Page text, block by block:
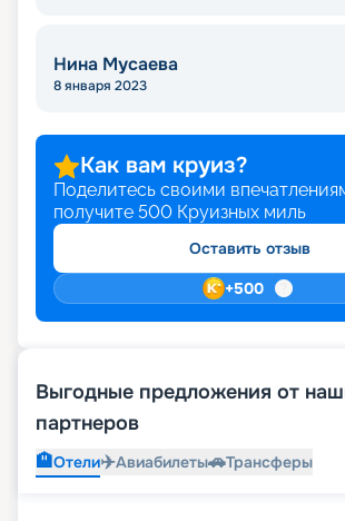
Нина Мусаева
8 января 2023
Как вам круиз?
Поделитесь своими
получите 500 Круизных миль
Оставить отзыв
+500
Выгодные предложения от
партнеров
🏨Отели✈️Авиабилеты🚗Трансферы